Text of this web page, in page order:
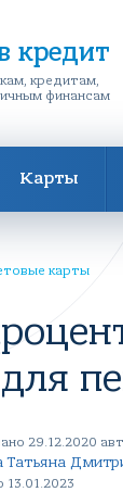
кредит
кредитам,
финансам
Карты
карты
29.12.2020
Татьяна
13.01.2023